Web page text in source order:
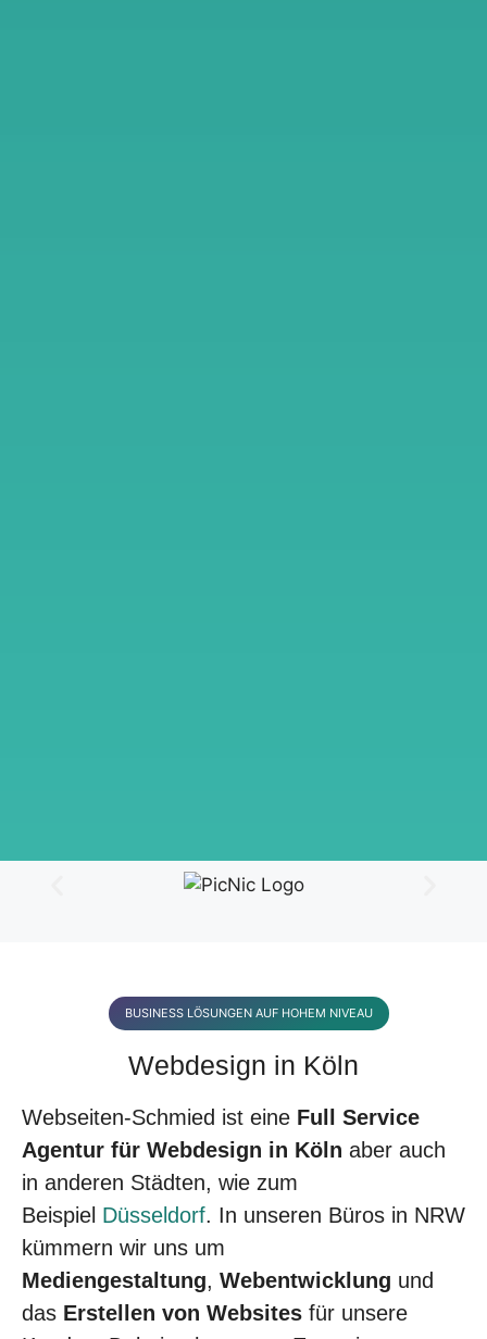
BUSINESS LÖSUNGEN AUF HOHEM NIVEAU
Webdesign in Köln
Webseiten-Schmied ist eine Full Service
Agentur für Webdesign in Köln aber auch
in anderen Städten, wie zum
Beispiel Düsseldorf. In unseren Büros in NRW
kümmern wir uns um
Mediengestaltung, Webentwicklung und
das Erstellen von Websites für unsere